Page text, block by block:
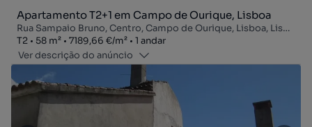
Apartamento T2+1 em Campo de Ourique, Lisboa
Rua Sampaio Bruno, Centro, Campo de Ourique, Lisboa, Lisboa
Tipologia
T2
Zona58 m²
Preço por metro quadrado
7189,66 €/m²
Andar
1 andar
Ver descrição do anúncio